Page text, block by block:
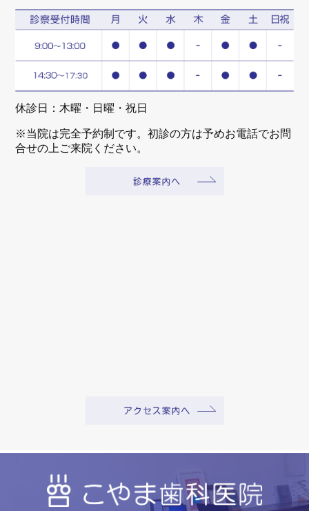
休診日：木曜・日曜・祝日
※当院は完全予約制です。初診の方は予めお電話でお問
合せの上ご来院ください。